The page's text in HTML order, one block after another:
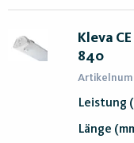
Kleva
840
Leistung
Länge